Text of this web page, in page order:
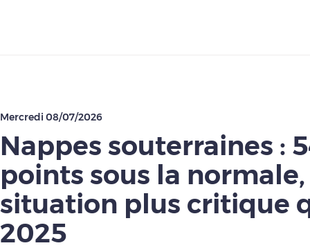
Mercredi 08/07/2026
Nappes souterraines :
points sous la
situation plus critique
2025